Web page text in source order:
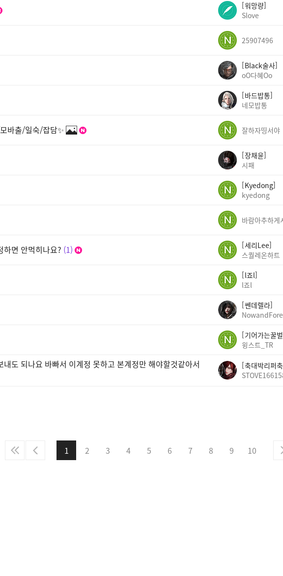
워망량
Slove
25907496
Black술사
oO다혜Oo
바드밥통
네모밥통
바출/일숙/잡담✨ 잘하자띵서야
장채윤
시패
Kyedong
kyedong
하면 안먹히나요? 1
세리Lee
스퀄레온하트
l죠l
l죠l
쎈데렐라
기어가는꿀벌
윙스트_TR
도 되나요 바빠서 이계정 못하고 본계정만 해야할것같아서
축대박리퍼축
1 2 3 4 5 6 7 8 9 10